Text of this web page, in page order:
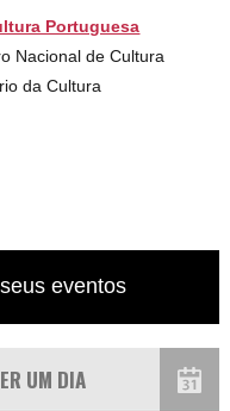
Portuguesa
Nacional de Cultura
da Cultura
eventos